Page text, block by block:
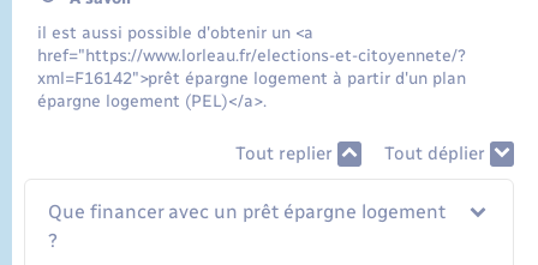
il est aussi possible d'obtenir un <a
href="https://www.lorleau.fr/elections-et-citoyennete/?
xml=F16142">prêt épargne logement à partir d'un plan
épargne logement (PEL)</a>.
Tout replier Tout déplier
Que financer avec un prêt épargne logement
?